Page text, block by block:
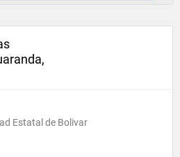
Estatal de Bolivar